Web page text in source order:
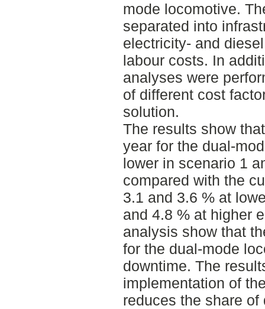
mode locomotive.
separated into
electricity- and
labour costs. In
analyses were
of different cost
solution.
The results show
year for the dual-
lower in scenario 1
compared with the
3.1 and 3.6 % at
and 4.8 % at higher
analysis show that
for the dual-mode
downtime. The
implementation of
reduces the share